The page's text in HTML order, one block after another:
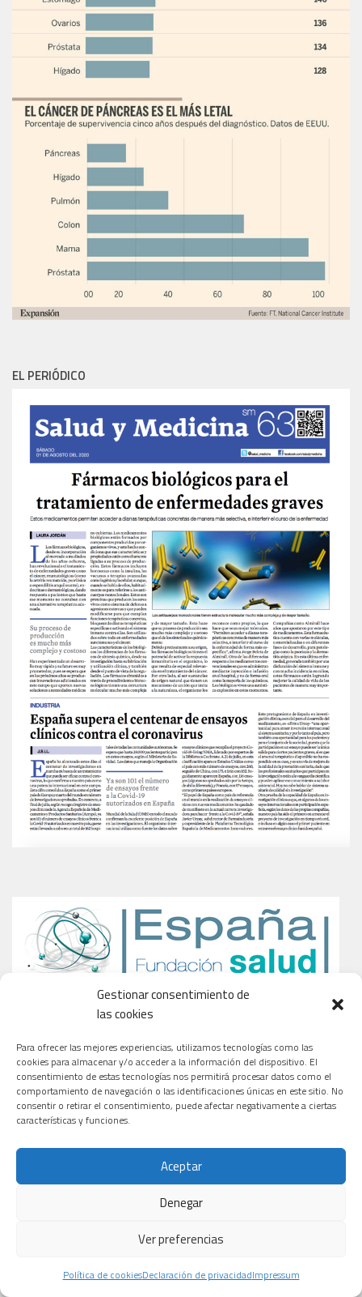
Gestionar consentimiento de
las cookies
Para ofrecer las mejores experiencias, utilizamos tecnologías como las
cookies para almacenar y/o acceder a la información del dispositivo. El
consentimiento de estas tecnologías nos permitirá procesar datos como el
comportamiento de navegación o las identificaciones únicas en este sitio. No
consentir o retirar el consentimiento, puede afectar negativamente a ciertas
características y funciones.
Aceptar
Denegar
Ver preferencias
Política de cookiesDeclaración de privacidadImpressum
EL PERIÓDICO